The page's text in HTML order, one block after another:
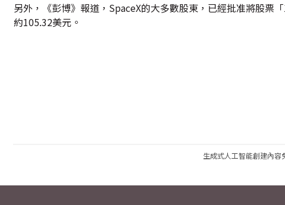
另外，《彭博》報道，SpaceX的大多數股東，已經批准將股票
約105.32美元。
生成式人工智能創建內容